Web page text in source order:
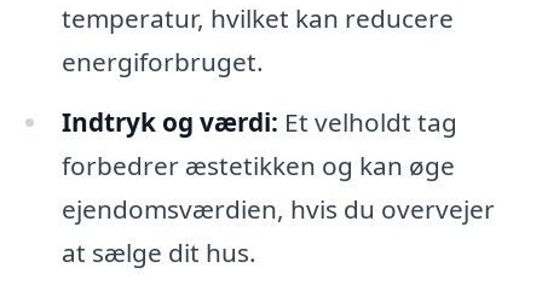
temperatur, hvilket kan reducere
energiforbruget.
Indtryk og værdi: Et velholdt tag
forbedrer æstetikken og kan øge
ejendomsværdien, hvis du overvejer
at sælge dit hus.